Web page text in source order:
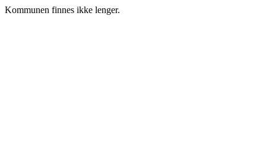
Kommunen finnes ikke lenger.